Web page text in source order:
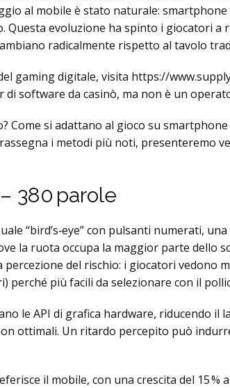
al mobile è stato naturale:
Questa evoluzione ha spinto i giocatori
radicalmente rispetto al tavolo
gaming digitale, visita https://
software da casinò, ma non è un
si adattano al gioco su
i metodi più noti, presenteremo
380 parole
“bird’s‑eye” con pulsanti numerati,
la ruota occupa la maggior parte dello
del rischio: i giocatori vedono
più facili da selezionare con il
le API di grafica hardware, riducendo il
ottimali. Un ritardo percepito può
il mobile, con una crescita del 15 %